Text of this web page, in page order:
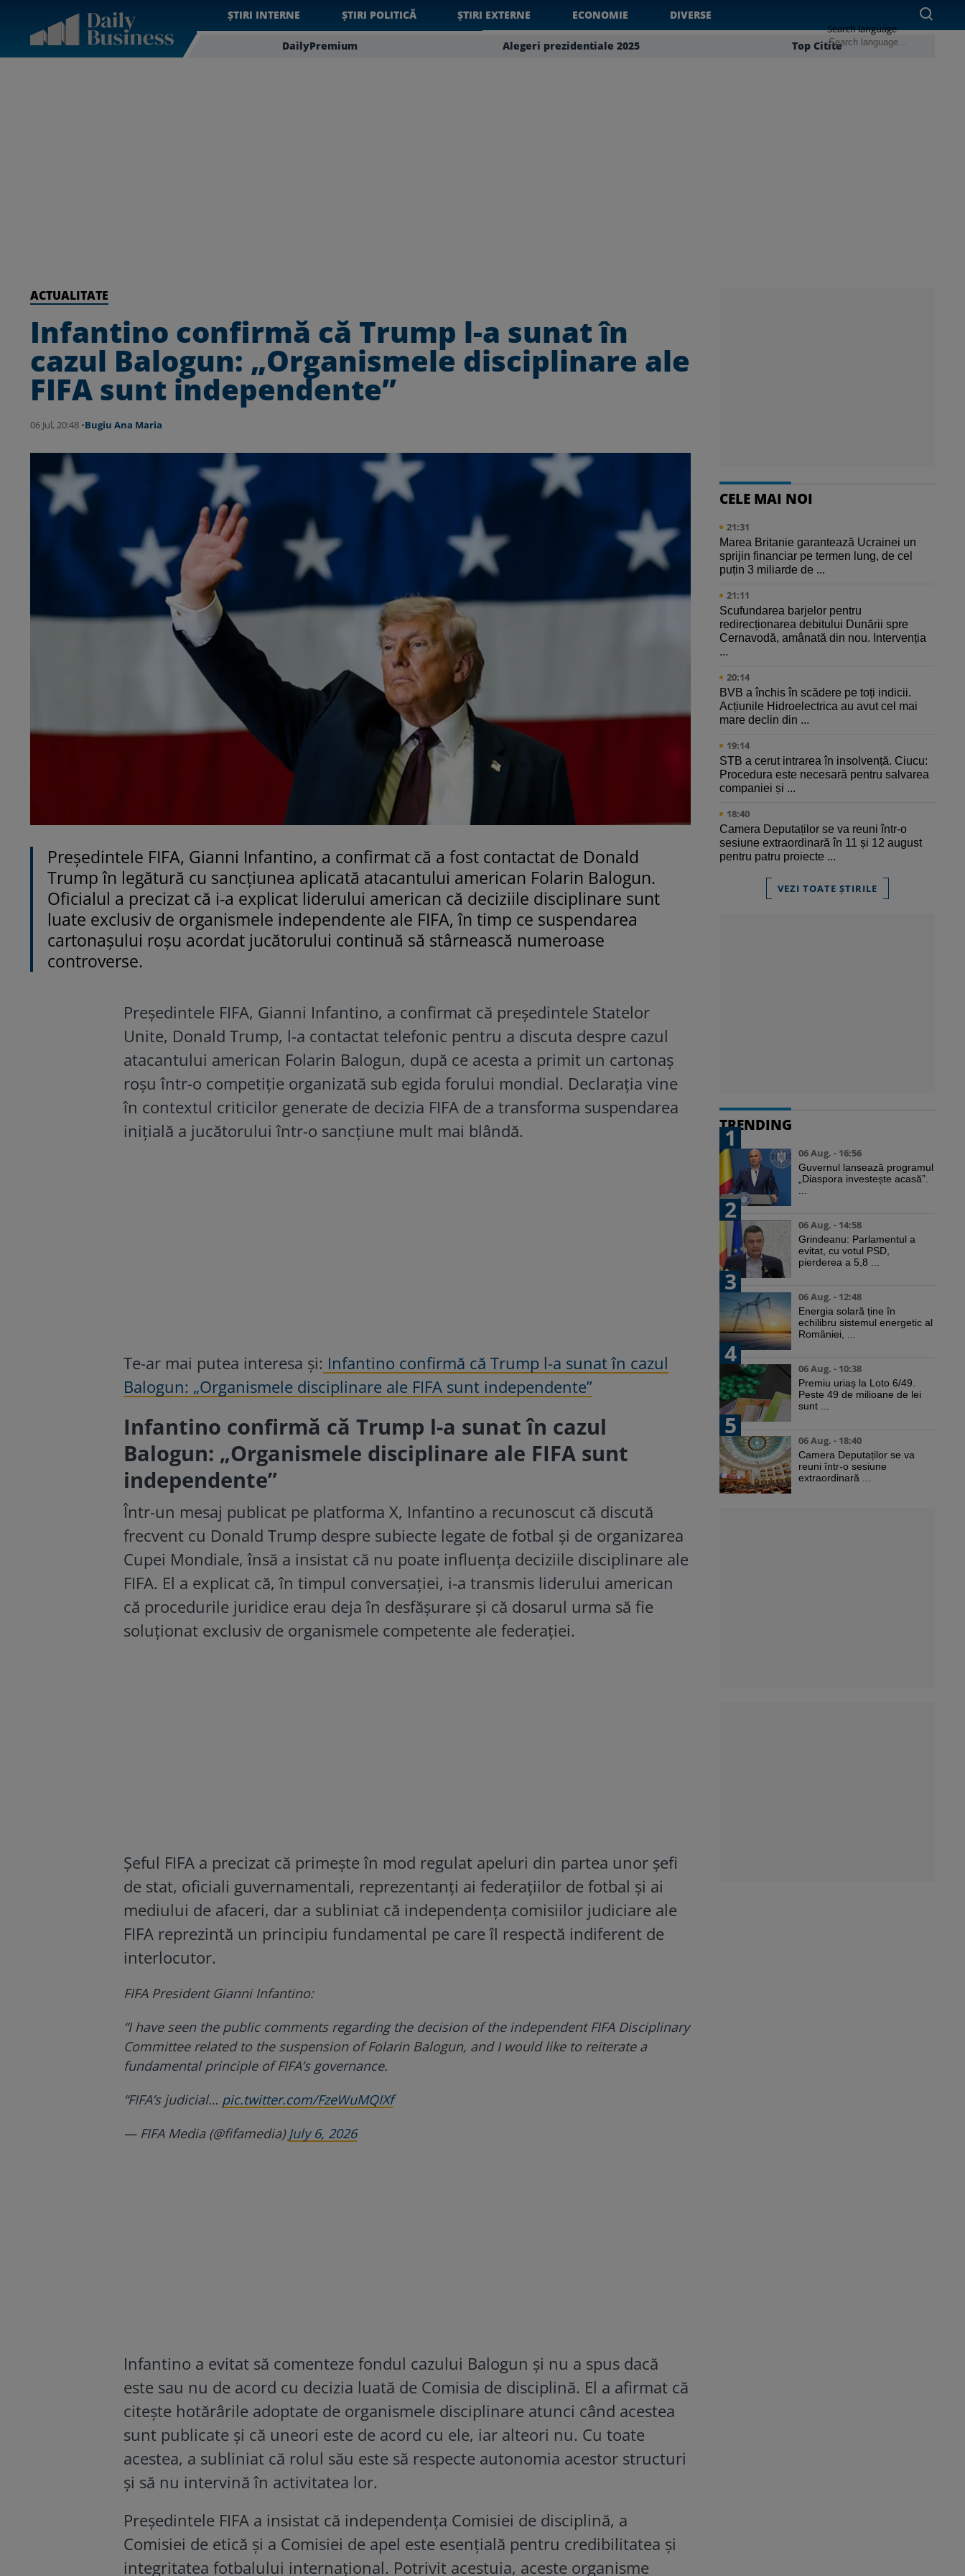
ȘTIRI INTERNE ȘTIRI POLITICĂ ȘTIRI EXTERNE ECONOMIE DIVERSE
DailyPremium Alegeri prezidentiale 2025 Top Citite
Search language
ACTUALITATE
Infantino confirmă că Trump l-a sunat în
cazul Balogun: „Organismele disciplinare ale
FIFA sunt independente”
06 Jul, 20:48 •Bugiu ⁠Ana Maria
Președintele FIFA, Gianni Infantino, a confirmat că a fost contactat de Donald
Trump în legătură cu sancțiunea aplicată atacantului american Folarin Balogun.
Oficialul a precizat că i-a explicat liderului american că deciziile disciplinare sunt
luate exclusiv de organismele independente ale FIFA, în timp ce suspendarea
cartonașului roșu acordat jucătorului continuă să stârnească numeroase
controverse.
Președintele FIFA, Gianni Infantino, a confirmat că președintele Statelor
Unite, Donald Trump, l-a contactat telefonic pentru a discuta despre cazul
atacantului american Folarin Balogun, după ce acesta a primit un cartonaș
roșu într-o competiție organizată sub egida forului mondial. Declarația vine
în contextul criticilor generate de decizia FIFA de a transforma suspendarea
inițială a jucătorului într-o sancțiune mult mai blândă.
Te-ar mai putea interesa și: Infantino confirmă că Trump l-a sunat în cazul
Balogun: „Organismele disciplinare ale FIFA sunt independente”
Infantino confirmă că Trump l-a sunat în cazul
Balogun: „Organismele disciplinare ale FIFA sunt
independente”
Într-un mesaj publicat pe platforma X, Infantino a recunoscut că discută
frecvent cu Donald Trump despre subiecte legate de fotbal și de organizarea
Cupei Mondiale, însă a insistat că nu poate influența deciziile disciplinare ale
FIFA. El a explicat că, în timpul conversației, i-a transmis liderului american
că procedurile juridice erau deja în desfășurare și că dosarul urma să fie
soluționat exclusiv de organismele competente ale federației.
Șeful FIFA a precizat că primește în mod regulat apeluri din partea unor șefi
de stat, oficiali guvernamentali, reprezentanți ai federațiilor de fotbal și ai
mediului de afaceri, dar a subliniat că independența comisiilor judiciare ale
FIFA reprezintă un principiu fundamental pe care îl respectă indiferent de
interlocutor.
FIFA President Gianni Infantino:
“I have seen the public comments regarding the decision of the independent FIFA Disciplinary
Committee related to the suspension of Folarin Balogun, and I would like to reiterate a
fundamental principle of FIFA’s governance.
“FIFA’s judicial… pic.twitter.com/FzeWuMQIXf
— FIFA Media (@fifamedia) July 6, 2026
Infantino a evitat să comenteze fondul cazului Balogun și nu a spus dacă
este sau nu de acord cu decizia luată de Comisia de disciplină. El a afirmat că
citește hotărârile adoptate de organismele disciplinare atunci când acestea
sunt publicate și că uneori este de acord cu ele, iar alteori nu. Cu toate
acestea, a subliniat că rolul său este să respecte autonomia acestor structuri
și să nu intervină în activitatea lor.
Președintele FIFA a insistat că independența Comisiei de disciplină, a
Comisiei de etică și a Comisiei de apel este esențială pentru credibilitatea și
integritatea fotbalului internațional. Potrivit acestuia, aceste organisme
CELE MAI NOI
21:31
Marea Britanie garantează Ucrainei un
sprijin financiar pe termen lung, de cel
puțin 3 miliarde de ...
21:11
Scufundarea barjelor pentru
redirecționarea debitului Dunării spre
Cernavodă, amânată din nou. Intervenția
...
20:14
BVB a închis în scădere pe toți indicii.
Acțiunile Hidroelectrica au avut cel mai
mare declin din ...
19:14
STB a cerut intrarea în insolvență. Ciucu:
Procedura este necesară pentru salvarea
companiei și ...
18:40
Camera Deputaților se va reuni într-o
sesiune extraordinară în 11 și 12 august
pentru patru proiecte ...
VEZI TOATE ȘTIRILE
TRENDING
1
06 Aug. - 16:56
Guvernul lansează programul
„Diaspora investește acasă”.
2
06 Aug. - 14:58
Grindeanu: Parlamentul a
evitat, cu votul PSD,
pierderea a 5,8 ...
3
06 Aug. - 12:48
Energia solară ține în
echilibru sistemul energetic al
României, ...
4
06 Aug. - 10:38
Premiu uriaș la Loto 6/49.
Peste 49 de milioane de lei
sunt ...
5
06 Aug. - 18:40
Camera Deputaților se va
reuni într-o sesiune
extraordinară ...